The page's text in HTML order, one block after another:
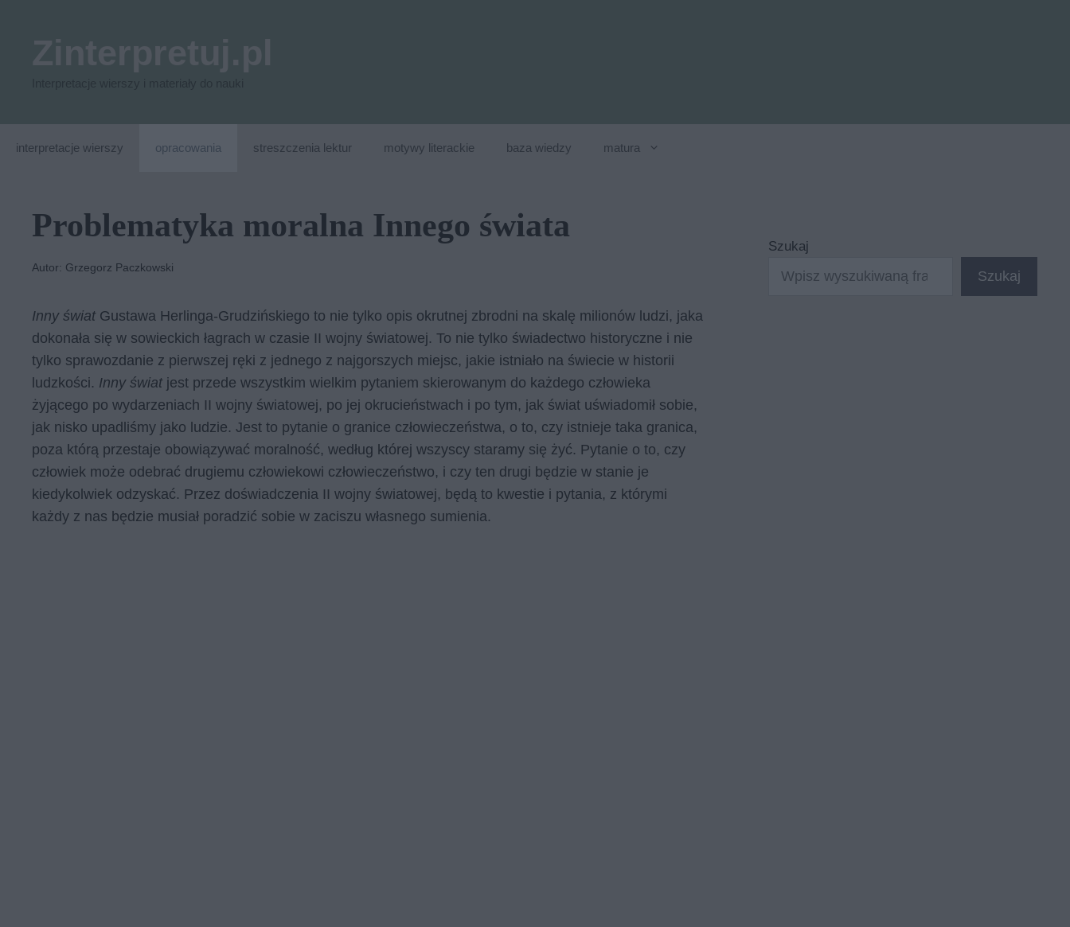
interpretacje wierszy opracowania streszczenia lektur motywy literackie baza wiedzy matura
Problematyka moralna Innego świata
Autor: Grzegorz Paczkowski
Inny świat Gustawa Herlinga-Grudzińskiego to nie tylko opis okrutnej zbrodni na skalę milionów ludzi, jaka
dokonała się w sowieckich łagrach w czasie II wojny światowej. To nie tylko świadectwo historyczne i nie
tylko sprawozdanie z pierwszej ręki z jednego z najgorszych miejsc, jakie istniało na świecie w historii
ludzkości. Inny świat jest przede wszystkim wielkim pytaniem skierowanym do każdego człowieka
żyjącego po wydarzeniach II wojny światowej, po jej okrucieństwach i po tym, jak świat uświadomił sobie,
jak nisko upadliśmy jako ludzie. Jest to pytanie o granice człowieczeństwa, o to, czy istnieje taka granica,
poza którą przestaje obowiązywać moralność, według której wszyscy staramy się żyć. Pytanie o to, czy
człowiek może odebrać drugiemu człowiekowi człowieczeństwo, i czy ten drugi będzie w stanie je
kiedykolwiek odzyskać. Przez doświadczenia II wojny światowej, będą to kwestie i pytania, z którymi
każdy z nas będzie musiał poradzić sobie w zaciszu własnego sumienia.
Szukaj
Szukaj